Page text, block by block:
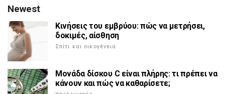
Newest
Κινήσεις του εμβρύου: πώς να μετρήσει,
δοκιμές, αίσθηση
Σπίτι και οικογένεια
Μονάδα δίσκου C είναι πλήρης: τι πρέπει να
κάνουν και πώς να καθαρίσετε;